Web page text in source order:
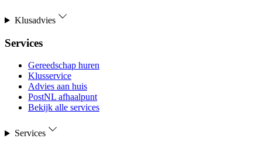
Klusadvies
Services
Gereedschap huren
Klusservice
Advies aan huis
PostNL afhaalpunt
Bekijk alle services
Services